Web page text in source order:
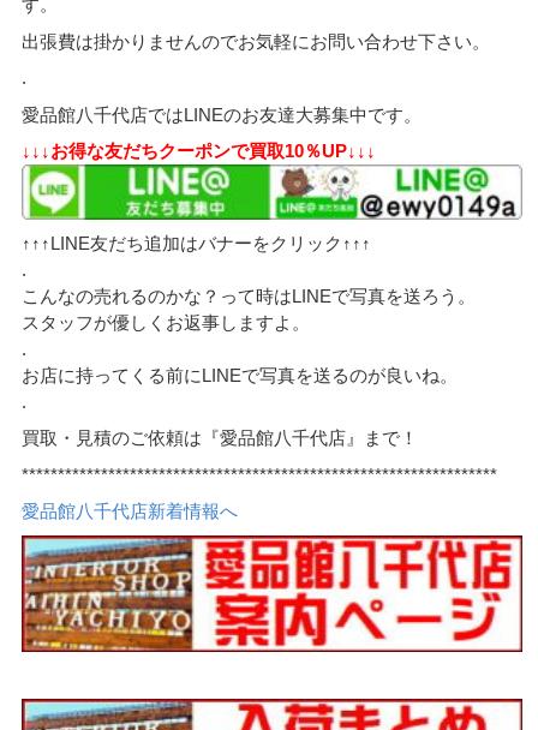
す。
出張費は掛かりませんのでお気軽にお問い合わせ下さい。
.
愛品館八千代店ではLINEのお友達大募集中です。
↓↓↓お得な友だちクーポンで買取10％UP↓↓↓
↑↑↑LINE友だち追加はバナーをクリック↑↑↑
.
こんなの売れるのかな？って時はLINEで写真を送ろう。
スタッフが優しくお返事しますよ。
.
お店に持ってくる前にLINEで写真を送るのが良いね。
.
買取・見積のご依頼は『愛品館八千代店』まで！
******************************************************************
愛品館八千代店新着情報へ